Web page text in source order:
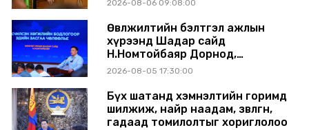
2026-08-06 09:08:00
Өвөлжилтийн бэлтгэл ажлын
хүрээнд Шадар сайд
Н.Номтойбаяр Дорнод,
Сүхбаатар аймагт ажиллав
2026-08-05 17:30:00
Бүх шатанд хэмнэлтийн горимд
шилжиж, найр наадам, зөвлөгөөн,
гадаад томилолтыг хориглолоо